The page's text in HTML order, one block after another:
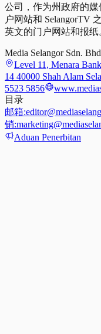
公司，作为州政府的媒
户网站和 SelangorTV
英文的门户网站和报纸
Media Selangor Sdn.
Level 11, Menara
14 40000 Shah Alam
5523 5856
目录
邮箱:
销:
Aduan Penerbitan